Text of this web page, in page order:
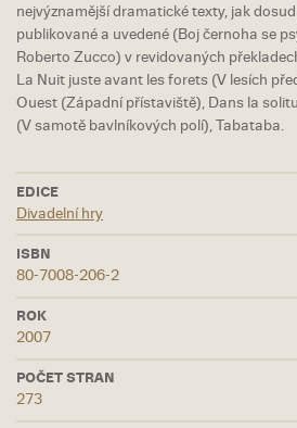
nejvýznamější dramatické texty, jak
publikované a uvedené (Boj černoha se
Roberto Zucco) v revidovaných
La Nuit juste avant les forets (V lesích
Ouest (Západní přístaviště), Dans la
(V samotě bavlníkových polí), Tabataba.
EDICE
Divadelní hry
ISBN
80-7008-206-2
ROK
2007
POČET STRAN
273